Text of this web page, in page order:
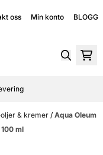
oss Min konto BLOGG
& kremer/ Aqua Oleum
ml